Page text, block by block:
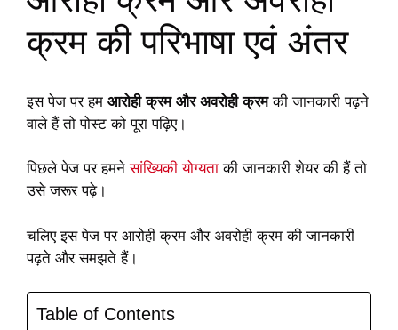
क्रम की परिभाषा एवं अंतर
इस पेज पर हम आरोही क्रम और अवरोही क्रमकी जानकारी पढ़ने
वाले हैं तो पोस्ट को पूरा पढ़िए।
पिछले पेज पर हमनेसांख्यिकी योग्यता की जानकारी शेयर की हैं तो
उसे जरूर पढ़े।
चलिए इस पेज पर आरोही क्रम और अवरोही क्रम की जानकारी
पढ़ते और समझते हैं।
Table of Contents